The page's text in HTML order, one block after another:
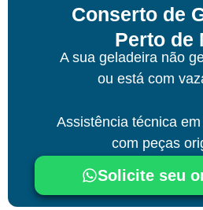
Conserto de
Perto de
A sua geladeira não
ou está com
Assistência técnica
com peças
Solicite seu